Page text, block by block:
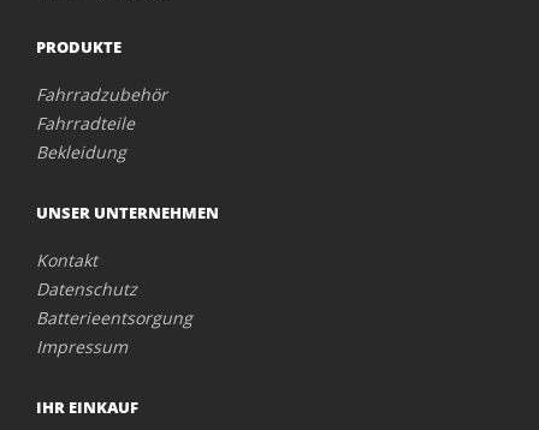
PRODUKTE
Fahrradzubehör
Fahrradteile
Bekleidung
UNSER UNTERNEHMEN
Kontakt
Datenschutz
Batterieentsorgung
Impressum
IHR EINKAUF